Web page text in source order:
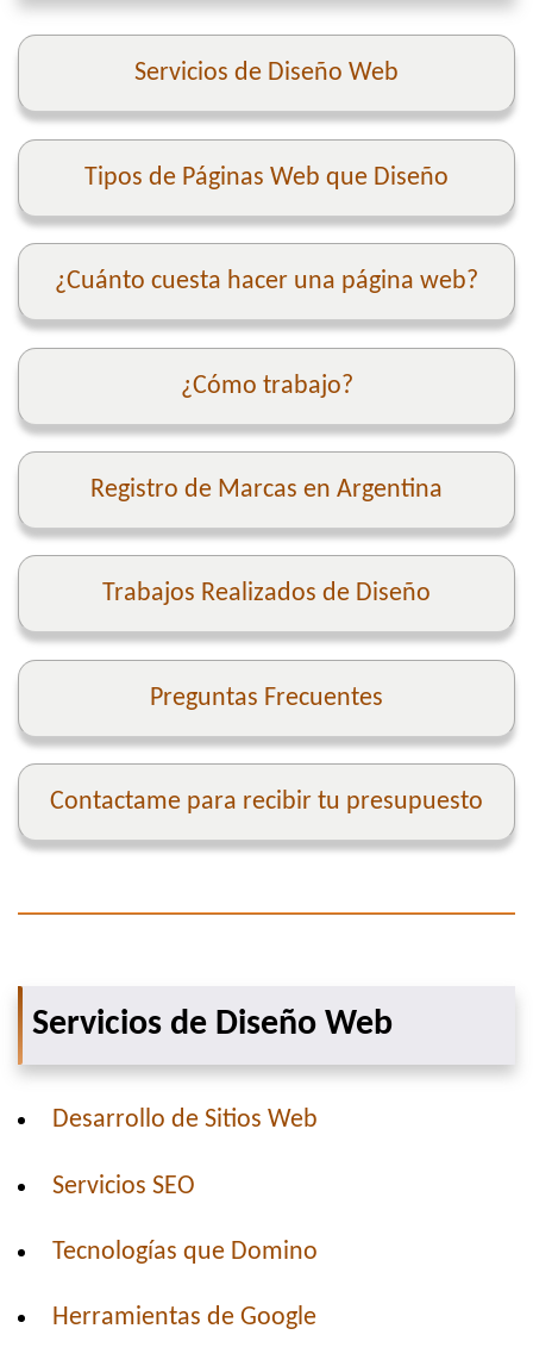
Servicios de Diseño Web
Tipos de Páginas Web que Diseño
¿Cuánto cuesta hacer una página web?
¿Cómo trabajo?
Registro de Marcas en Argentina
Trabajos Realizados de Diseño
Preguntas Frecuentes
Contactame para recibir tu presupuesto
Servicios de Diseño Web
Desarrollo de Sitios Web
Servicios SEO
Tecnologías que Domino
Herramientas de Google